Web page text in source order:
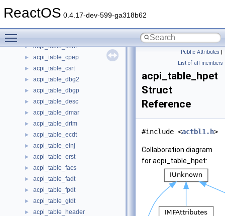
ReactOS 0.4.17-dev-599-ga318b62
► acpi_table_boot
► acpi_table_cedt
► acpi_table_cpep
► acpi_table_csrt
► acpi_table_dbg2
► acpi_table_dbgp
► acpi_table_desc
► acpi_table_dmar
► acpi_table_drtm
► acpi_table_ecdt
► acpi_table_einj
► acpi_table_erst
► acpi_table_facs
► acpi_table_fadt
► acpi_table_fpdt
► acpi_table_gtdt
► acpi_table_header
Public Attributes |
List of all members
acpi_table_hpet
Struct
Reference
#include <actbl1.h>
Collaboration diagram
for acpi_table_hpet: